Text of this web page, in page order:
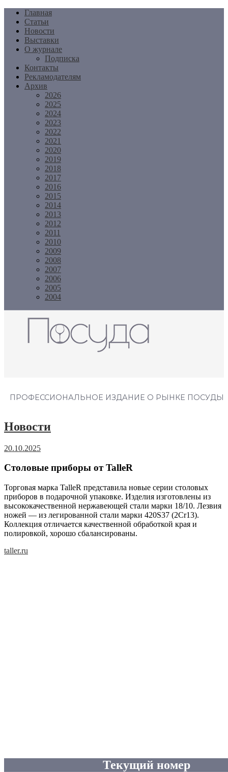
Перейти
содержимому
Главная
Статьи
Новости
Выставки
О журнале
Подписка
Контакты
Рекламодателям
Архив
2026
2025
2024
2023
2022
2021
2020
2019
2018
2017
2016
2015
2014
2013
2012
2011
2010
2009
2008
2007
2006
2005
2004
ПРОФЕССИОНАЛЬНОЕ ИЗДАНИЕ О РЫНКЕ ПОСУДЫ
Новости
20.10.2025
Столовые приборы от TalleR
Торговая марка TalleR представила новые серии столовых
приборов в подарочной упаковке. Изделия изготовлены из
высококачественной нержавеющей стали марки 18/10. Лезвия
ножей — из легированной стали марки 420S37 (2Cr13).
Коллекция отличается качественной обработкой края и
полировкой, хорошо сбалансированы.
taller.ru
Текущий номер